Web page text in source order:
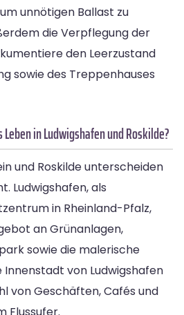
unnötigen Ballast zu
die Verpflegung der
den Leerzustand
sowie des Treppenhauses
in Ludwigshafen und Roskilde?
und Roskilde unterscheiden
Ludwigshafen, als
in Rheinland-Pfalz,
an Grünanlagen,
sowie die malerische
Innenstadt von Ludwigshafen
von Geschäften, Cafés und
Flussufer.